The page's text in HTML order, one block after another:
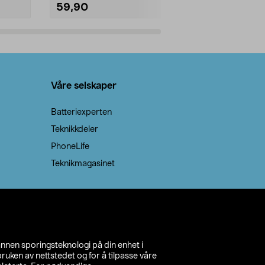
sporingsteknologi på din enhet i
av nettstedet og for å tilpasse våre
59,90
Våre selskaper
Batteriexperten
Teknikkdeler
PhoneLife
Teknikmagasinet